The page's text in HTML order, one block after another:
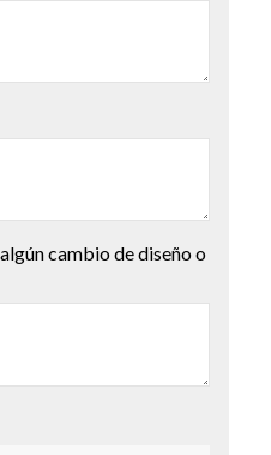
cambio de diseño o